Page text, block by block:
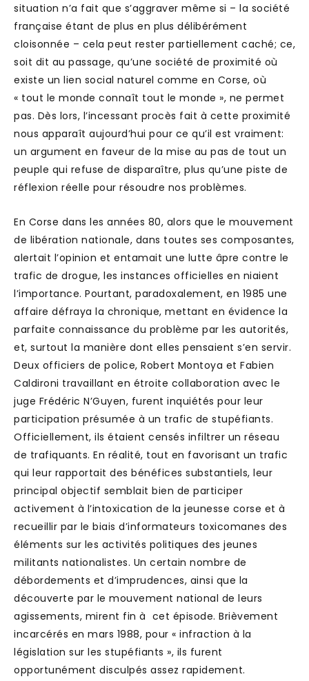
situation n’a fait que s’aggraver même si – la société
française étant de plus en plus délibérément
cloisonnée – cela peut rester partiellement caché; ce,
soit dit au passage, qu’une société de proximité où
existe un lien social naturel comme en Corse, où
« tout le monde connaît tout le monde », ne permet
pas. Dès lors, l’incessant procès fait à cette proximité
nous apparaît aujourd’hui pour ce qu’il est vraiment:
un argument en faveur de la mise au pas de tout un
peuple qui refuse de disparaître, plus qu’une piste de
réflexion réelle pour résoudre nos problèmes.
En Corse dans les années 80, alors que le mouvement
de libération nationale, dans toutes ses composantes,
alertait l’opinion et entamait une lutte âpre contre le
trafic de drogue, les instances officielles en niaient
l’importance. Pourtant, paradoxalement, en 1985 une
affaire défraya la chronique, mettant en évidence la
parfaite connaissance du problème par les autorités,
et, surtout la manière dont elles pensaient s’en servir.
Deux officiers de police, Robert Montoya et Fabien
Caldironi travaillant en étroite collaboration avec le
juge Frédéric N’Guyen, furent inquiétés pour leur
participation présumée à un trafic de stupéfiants.
Officiellement, ils étaient censés infiltrer un réseau
de trafiquants. En réalité, tout en favorisant un trafic
qui leur rapportait des bénéfices substantiels, leur
principal objectif semblait bien de participer
activement à l’intoxication de la jeunesse corse et à
recueillir par le biais d’informateurs toxicomanes des
éléments sur les activités politiques des jeunes
militants nationalistes. Un certain nombre de
débordements et d’imprudences, ainsi que la
découverte par le mouvement national de leurs
agissements, mirent fin à cet épisode. Brièvement
incarcérés en mars 1988, pour « infraction à la
législation sur les stupéfiants », ils furent
opportunément disculpés assez rapidement.